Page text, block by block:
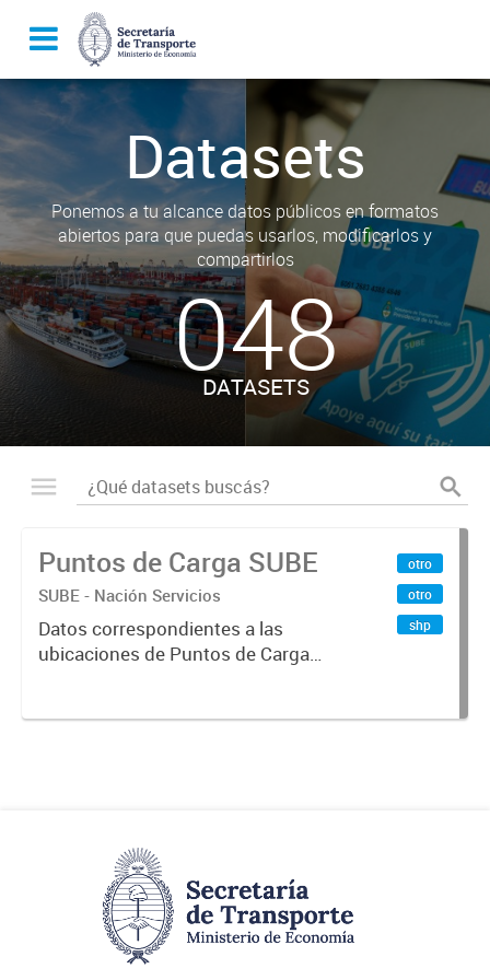
Datasets
Ponemos a tu alcance datos públicos en formatos
abiertos para que puedas usarlos, modificarlos y
compartirlos
048
DATASETS
Puntos de Carga SUBE
SUBE - Nación Servicios
Datos correspondientes a las
ubicaciones de Puntos de Carga
otro
otro
shp